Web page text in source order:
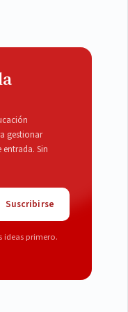
gestionar
Sin
Suscribirse
ideas primero.